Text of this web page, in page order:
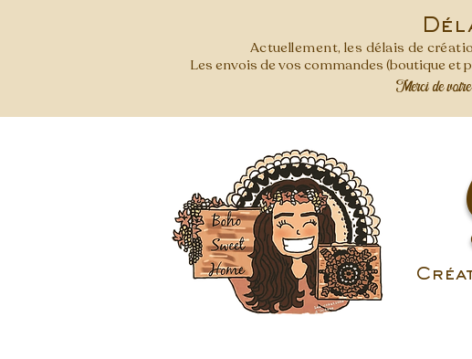
Actuellement, les délais de
Les envois de vos commandes (boutique et
Merci de votre